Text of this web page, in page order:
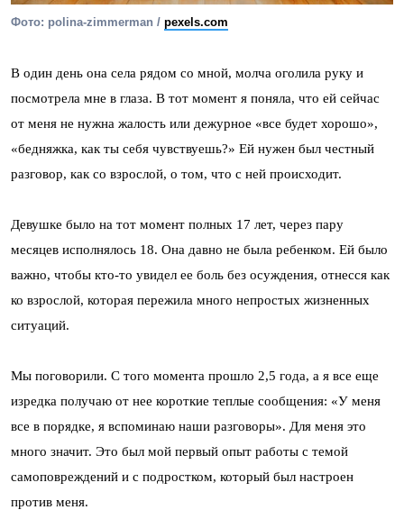
Фото: polina-zimmerman / pexels.com
В один день она села рядом со мной, молча оголила руку и
посмотрела мне в глаза. В тот момент я поняла, что ей сейчас
от меня не нужна жалость или дежурное «все будет хорошо»,
«бедняжка, как ты себя чувствуешь?» Ей нужен был честный
разговор, как со взрослой, о том, что с ней происходит.
Девушке было на тот момент полных 17 лет, через пару
месяцев исполнялось 18. Она давно не была ребенком. Ей было
важно, чтобы кто-то увидел ее боль без осуждения, отнесся как
ко взрослой, которая пережила много непростых жизненных
ситуаций.
Мы поговорили. С того момента прошло 2,5 года, а я все еще
изредка получаю от нее короткие теплые сообщения: «У меня
все в порядке, я вспоминаю наши разговоры». Для меня это
много значит. Это был мой первый опыт работы с темой
самоповреждений и с подростком, который был настроен
против меня.